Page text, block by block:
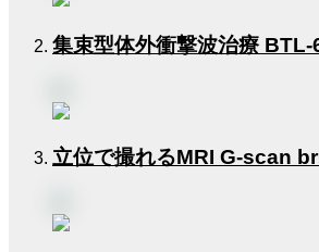
集束型体外衝撃波治療 BTL-
立位で撮れるMRI G-scan